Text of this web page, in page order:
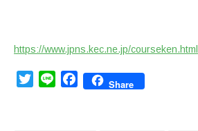
https://www.jpns.kec.ne.jp/courseken.html
TwitterLine FacebookShare